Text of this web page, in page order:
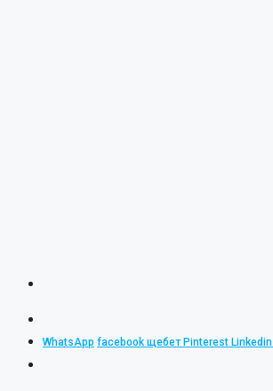
WhatsApp facebook щебет Pinterest Linkedin